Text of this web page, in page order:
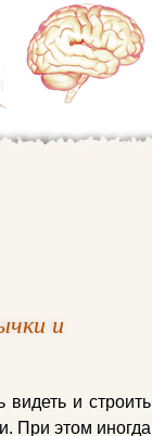
и
видеть и строить
При этом иногда